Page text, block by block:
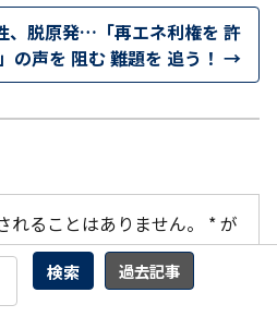
検索 過去記事
、脱原発…「再エネ利権を 許
の声を 阻む 難題を 追う！ →
ることはありません。
*が
です